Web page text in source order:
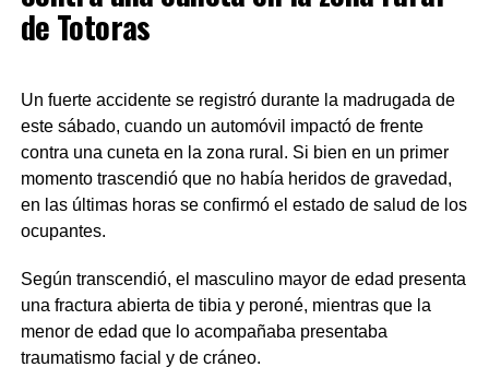
de Totoras
Un fuerte accidente se registró durante la madrugada de
este sábado, cuando un automóvil impactó de frente
contra una cuneta en la zona rural. Si bien en un primer
momento trascendió que no había heridos de gravedad,
en las últimas horas se confirmó el estado de salud de los
ocupantes.
Según transcendió, el masculino mayor de edad presenta
una fractura abierta de tibia y peroné, mientras que la
menor de edad que lo acompañaba presentaba
traumatismo facial y de cráneo.